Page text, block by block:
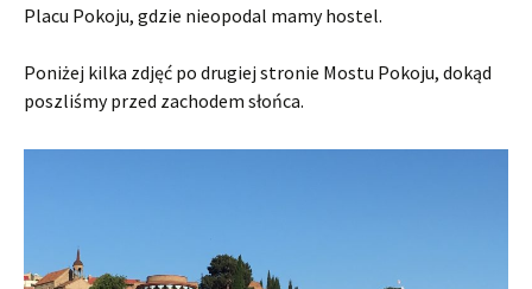
Placu Pokoju, gdzie nieopodal mamy hostel.
Poniżej kilka zdjęć po drugiej stronie Mostu Pokoju, dokąd
poszliśmy przed zachodem słońca.